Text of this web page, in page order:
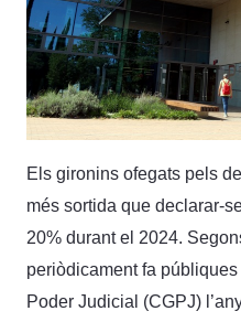
Els gironins ofegats pels
més sortida que declarar-
20% durant el 2024.
periòdicament fa
Poder Judicial (CGPJ)